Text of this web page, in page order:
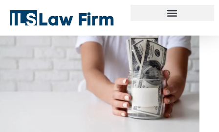
content